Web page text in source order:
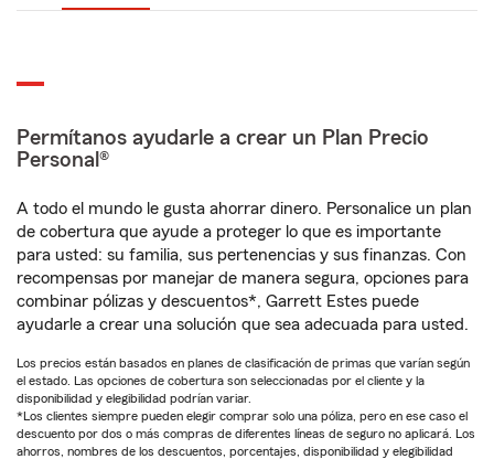
Permítanos ayudarle a crear un Plan Precio
Personal®
A todo el mundo le gusta ahorrar dinero. Personalice un plan
de cobertura que ayude a proteger lo que es importante
para usted: su familia, sus pertenencias y sus finanzas. Con
recompensas por manejar de manera segura, opciones para
combinar pólizas y descuentos*, Garrett Estes puede
ayudarle a crear una solución que sea adecuada para usted.
Los precios están basados en planes de clasificación de primas que varían según
el estado. Las opciones de cobertura son seleccionadas por el cliente y la
disponibilidad y elegibilidad podrían variar.
*Los clientes siempre pueden elegir comprar solo una póliza, pero en ese caso el
descuento por dos o más compras de diferentes líneas de seguro no aplicará. Los
ahorros, nombres de los descuentos, porcentajes, disponibilidad y elegibilidad